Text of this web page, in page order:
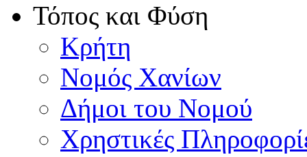
Τόπος και Φύση
Κρήτη
Νομός Χανίων
Δήμοι του Νομού
Χρηστικές